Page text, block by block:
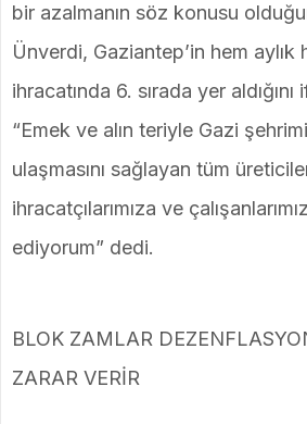
bir azalmanın söz konusu
Ünverdi, Gaziantep’in hem aylık
ihracatında 6. sırada yer
“Emek ve alın teriyle Gazi
ulaşmasını sağlayan tüm
ihracatçılarımıza ve
ediyorum” dedi.
BLOK ZAMLAR
ZARAR VERİR